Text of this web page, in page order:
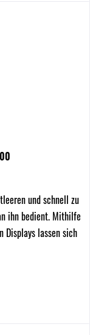
und schnell zu
ihn bedient. Mithilfe
lassen sich